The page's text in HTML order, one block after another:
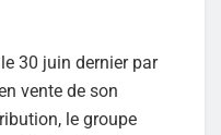
30 juin dernier par
vente de son
le groupe